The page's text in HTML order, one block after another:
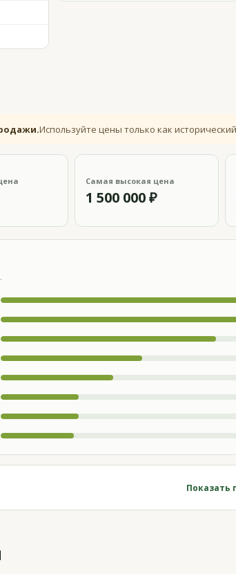
Используйте цены только как
Самая высокая цена
1 500 000 ₽
Показать